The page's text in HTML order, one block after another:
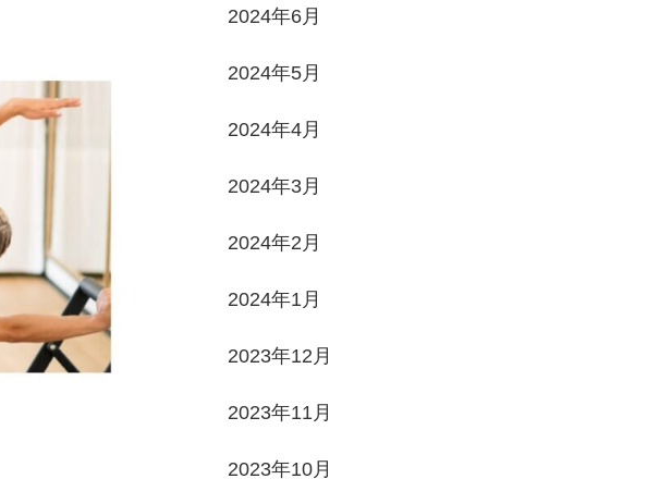
2024年6月
2024年5月
2024年4月
2024年3月
2024年2月
2024年1月
2023年12月
2023年11月
2023年10月